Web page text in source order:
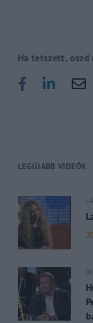
Ha tetszett, oszd
LEGÚJABB VIDEÓK